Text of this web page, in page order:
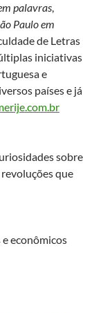
palavras,
Paulo em
de Letras
iniciativas
e
países e já
sobre
que
econômicos